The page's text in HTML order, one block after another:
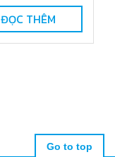
ĐỌC THÊM
Go to top